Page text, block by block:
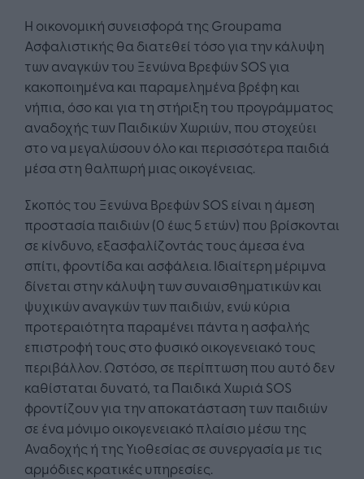
Η οικονομική συνεισφορά της Groupama
Ασφαλιστικής θα διατεθεί τόσο για την κάλυψη
των αναγκών του Ξενώνα Βρεφών SOS για
κακοποιημένα και παραμελημένα βρέφη και
νήπια, όσο και για τη στήριξη του προγράμματος
αναδοχής των Παιδικών Χωριών, που στοχεύει
στο να μεγαλώσουν όλο και περισσότερα παιδιά
μέσα στη θαλπωρή μιας οικογένειας.
Σκοπός του Ξενώνα Βρεφών SOS είναι η άμεση
προστασία παιδιών (0 έως 5 ετών) που βρίσκονται
σε κίνδυνο, εξασφαλίζοντάς τους άμεσα ένα
σπίτι, φροντίδα και ασφάλεια. Ιδιαίτερη μέριμνα
δίνεται στην κάλυψη των συναισθηματικών και
ψυχικών αναγκών των παιδιών, ενώ κύρια
προτεραιότητα παραμένει πάντα η ασφαλής
επιστροφή τους στο φυσικό οικογενειακό τους
περιβάλλον. Ωστόσο, σε περίπτωση που αυτό δεν
καθίσταται δυνατό, τα Παιδικά Χωριά SOS
φροντίζουν για την αποκατάσταση των παιδιών
σε ένα μόνιμο οικογενειακό πλαίσιο μέσω της
Αναδοχής ή της Υιοθεσίας σε συνεργασία με τις
αρμόδιες κρατικές υπηρεσίες.